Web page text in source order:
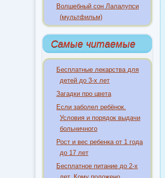
Волшебный сон Лалалупси
(мультфильм)
Самые читаемые
Бесплатные лекарства для
детей до 3-х лет
Загадки про цвета
Если заболел ребёнок.
Условия и порядок выдачи
больничного
Рост и вес ребенка от 1 года
до 17 лет
Бесплатное питание до 2-х